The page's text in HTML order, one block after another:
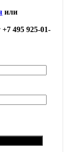
или
495 925-01-